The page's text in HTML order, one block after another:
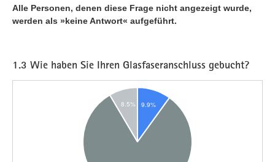
Alle Personen, denen diese Frage nicht angezeigt wurde,
werden als »keine Antwort« aufgeführt.
1.3 Wie haben Sie Ihren Glasfaseranschluss gebucht?